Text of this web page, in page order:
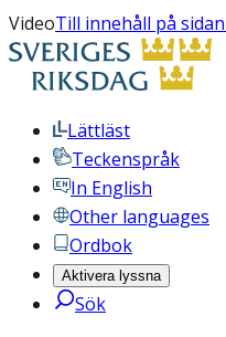
VideoTill innehåll på sidan
Lättläst
Teckenspråk
In English
Other languages
Ordbok
Aktivera lyssna
Sök